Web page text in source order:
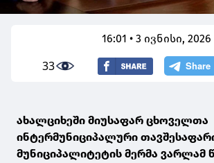
16:01 • 3 ივნისი, 2026
33
ახალციხეში მიუსაფარ ცხოველთა
ინტერმუნიციპალური
მუნიციპალიტეტის მერმა ვარლამ